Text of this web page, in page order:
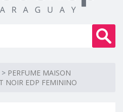
> PERFUME MAISON
NOIR EDP FEMININO